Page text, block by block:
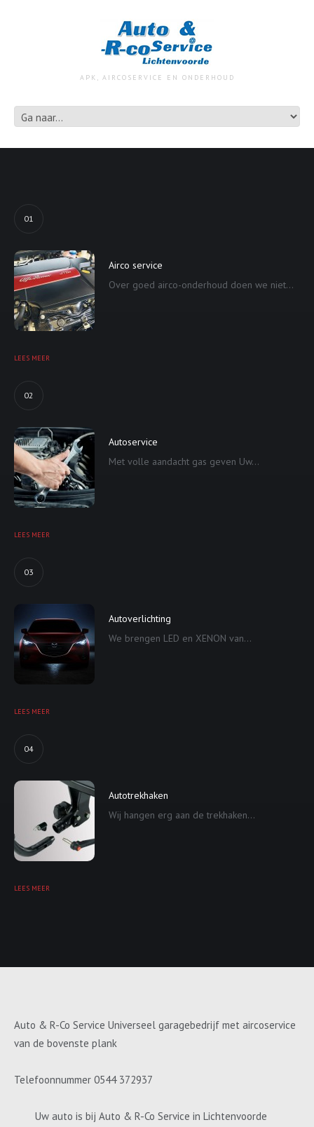
APK, AIRCOSERVICE EN ONDERHOUD
01
Airco service
Over goed airco-onderhoud doen we niet...
LEES MEER
02
Autoservice
Met volle aandacht gas geven Uw...
LEES MEER
03
Autoverlichting
We brengen LED en XENON van...
LEES MEER
04
Autotrekhaken
Wij hangen erg aan de trekhaken...
LEES MEER
Auto & R-Co Service Universeel garagebedrijf met aircoservice
van de bovenste plank
Telefoonnummer 0544 372937
Uw auto is bij Auto & R-Co Service in Lichtenvoorde